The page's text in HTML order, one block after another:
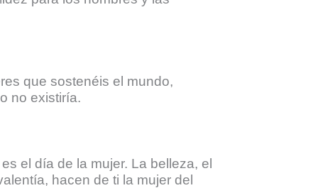
que sostenéis el mundo,
no existiría.
el día de la mujer. La belleza, el
hacen de ti la mujer del